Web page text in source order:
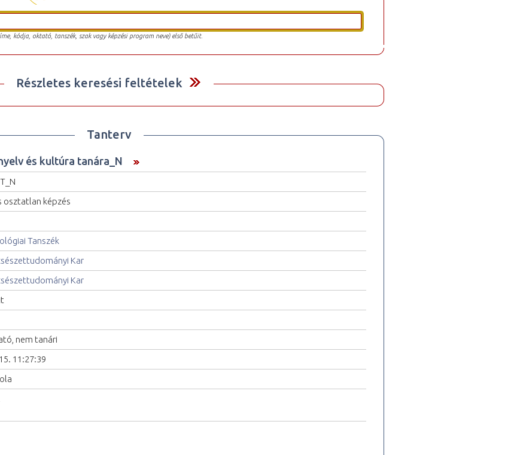
kódja, oktató, tanszék, szak vagy képzési program neve) első betűit.
Részletes keresési feltételek
Tanterv
és kultúra tanára_N
osztatlan képzés
Tanszék
Kar
Kar
nem tanári
11:27:39